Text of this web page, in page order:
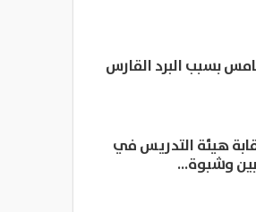
بسبب البرد القارس
هيئة التدريس في
وشبوة…